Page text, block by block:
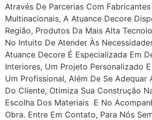
Através De Parcerias Com
Multinacionais, A Atuance Decore
Região, Produtos Da Mais Alta
No Intuito De Atender Às
Atuance Decore É Especializada Em
Interiores, Um Projeto Personalizado
Um Profissional, Além De Se Adequar
Do Cliente, Otimiza Sua Construção
Escolha Dos Materiais E No
Obra. Entre Em Contato, Para Nós